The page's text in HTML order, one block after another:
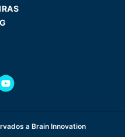
a Brain Innovation